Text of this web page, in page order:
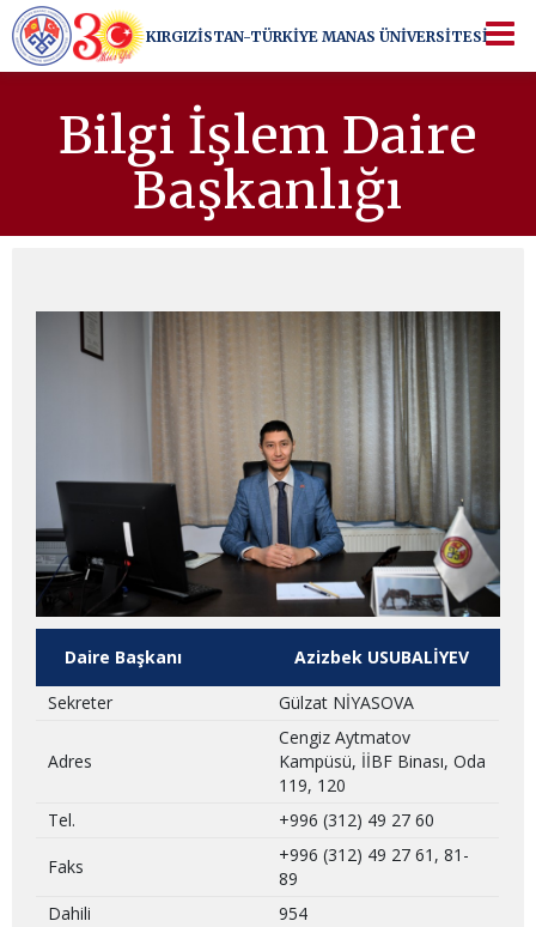
KIRGIZİSTAN-TÜRKİYE MANAS ÜNİVERSİTESİ
KIRGIZİSTAN-TÜRKİYE
Bir üniversiteden ötesi...
Bilgi İşlem Daire
Başkanlığı
Daire Başkanı
Azizbek USUBALİYEV
Sekreter
Gülzat NİYASOVA
Adres
Cengiz Aytmatov
Kampüsü, İİBF Binası, Oda
119, 120
Tel.
+996 (312) 49 27 60
Faks
+996 (312) 49 27 61, 81-
89
Dahili
954